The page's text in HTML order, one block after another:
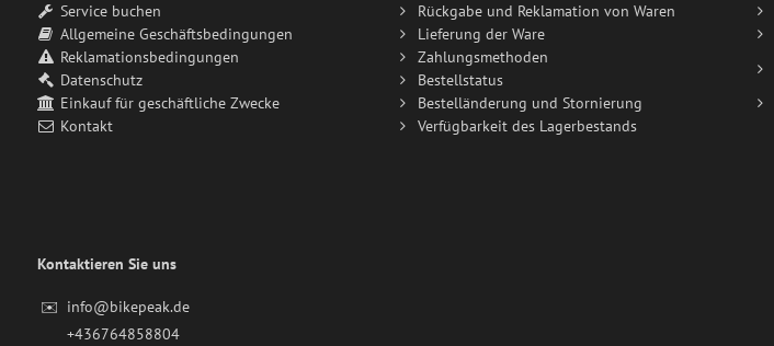
Service buchen
Allgemeine Geschäftsbedingungen
Reklamationsbedingungen
Datenschutz
Einkauf für geschäftliche Zwecke
Kontakt
Rückgabe und Reklamation von Waren
Lieferung der Ware
Zahlungsmethoden
Bestellstatus
Bestelländerung und Stornierung
Verfügbarkeit des Lagerbestands
Kontaktieren Sie uns
✉️ info@bikepeak.de
+436764858804